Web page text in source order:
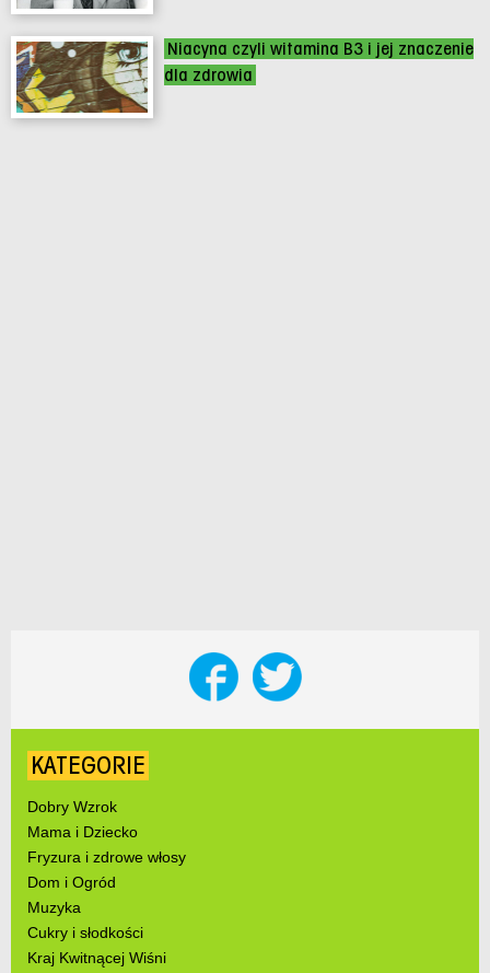
Niacyna czyli witamina B3 i jej znaczenie
dla zdrowia
KATEGORIE
Dobry Wzrok
Mama i Dziecko
Fryzura i zdrowe włosy
Dom i Ogród
Muzyka
Cukry i słodkości
Kraj Kwitnącej Wiśni